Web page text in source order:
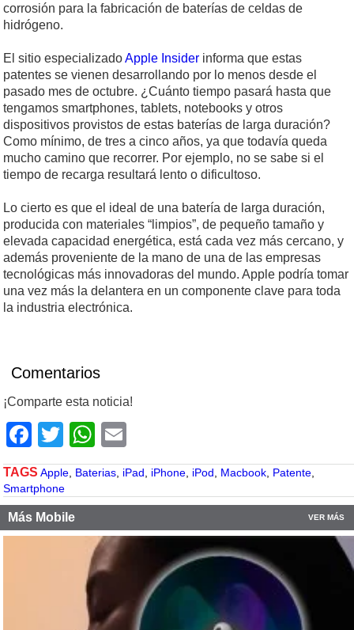
corrosión para la fabricación de baterías de celdas de
hidrógeno.
El sitio especializadoApple Insider informa que estas
patentes se vienen desarrollando por lo menos desde el
pasado mes de octubre. ¿Cuánto tiempo pasará hasta que
tengamos smartphones, tablets, notebooks y otros
dispositivos provistos de estas baterías de larga duración?
Como mínimo, de tres a cinco años, ya que todavía queda
mucho camino que recorrer. Por ejemplo, no se sabe si el
tiempo de recarga resultará lento o dificultoso.
Lo cierto es que el ideal de una batería de larga duración,
producida con materiales “limpios”, de pequeño tamaño y
elevada capacidad energética, está cada vez más cercano, y
además proveniente de la mano de una de las empresas
tecnológicas más innovadoras del mundo. Apple podría tomar
una vez más la delantera en un componente clave para toda
la industria electrónica.
Comentarios
¡Comparte esta noticia!
Facebook
TwitterWhatsApp
TAGS Apple Baterias iPad iPhone iPod Macbook Patente
Smartphone
Más Mobile VER MÁS